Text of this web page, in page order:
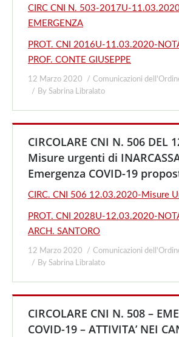
CIRC CNI N. 503-2017U-
EMERGENZA
PROT. CNI 2016U-11.03.2020-
PROF. CONTE GIUSEPPE
12 Marzo 2020
Comunicazioni
By Sabrina Libralato
CIRCOLARE CNI N. 506 DEL
Misure urgenti di
Emergenza COVID-19
CIRC. CNI 506 12.03.2020-Misure
PROT. CNI 2028U-12.03.2020-
ARCH. SANTORO
12 Marzo 2020
Comunicazioni
By Sabrina Libralato
CIRCOLARE CNI N. 508 –
COVID-19 – ATTIVITA’ NEI